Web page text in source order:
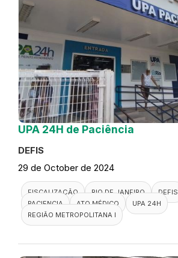
UPA 24H de Paciência
DEFIS
29 de October de 2024
FISCALIZAÇÃO RIO DE JANEIRO
DEFIS
PACIENCIA
ATO MÉDICO
UPA 24H
REGIÃO METROPOLITANA I